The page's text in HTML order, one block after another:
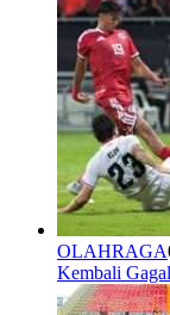
OLAHRAGA
Kembali